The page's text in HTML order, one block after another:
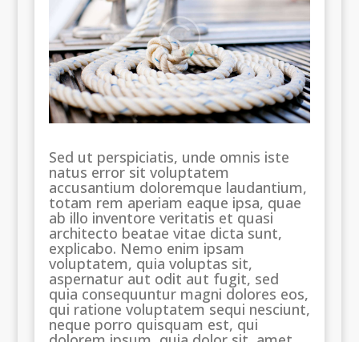
Sed ut perspiciatis, unde omnis iste
natus error sit voluptatem
accusantium doloremque laudantium,
totam rem aperiam eaque ipsa, quae
ab illo inventore veritatis et quasi
architecto beatae vitae dicta sunt,
explicabo. Nemo enim ipsam
voluptatem, quia voluptas sit,
aspernatur aut odit aut fugit, sed
quia consequuntur magni dolores eos,
qui ratione voluptatem sequi nesciunt,
neque porro quisquam est, qui